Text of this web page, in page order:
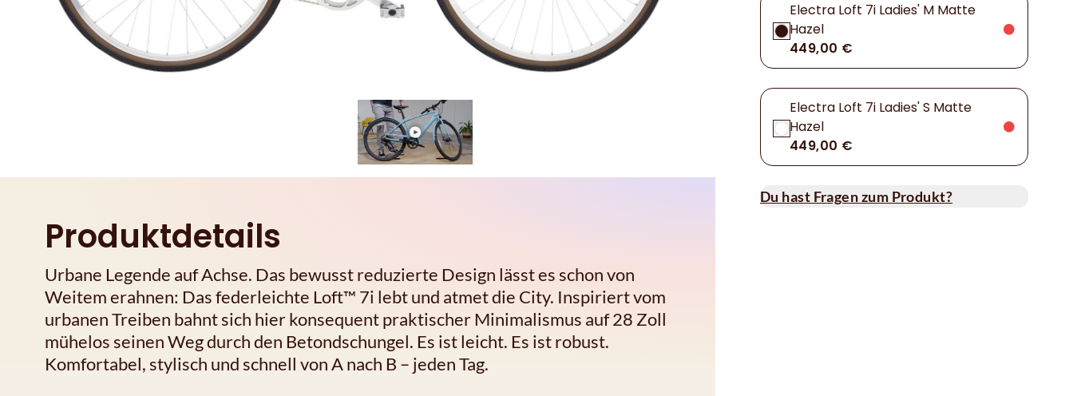
Produktdetails
Urbane Legende auf Achse. Das bewusst reduzierte Design lässt es schon von
Weitem erahnen: Das federleichte Loft™ 7i lebt und atmet die City. Inspiriert vom
urbanen Treiben bahnt sich hier konsequent praktischer Minimalismus auf 28 Zoll
mühelos seinen Weg durch den Betondschungel. Es ist leicht. Es ist robust.
Komfortabel, stylisch und schnell von A nach B – jeden Tag.
Electra Loft 7i Ladies' M Matte
Hazel
449,00 €
Electra Loft 7i Ladies' S Matte
Hazel
449,00 €
Du hast Fragen zum Produkt?